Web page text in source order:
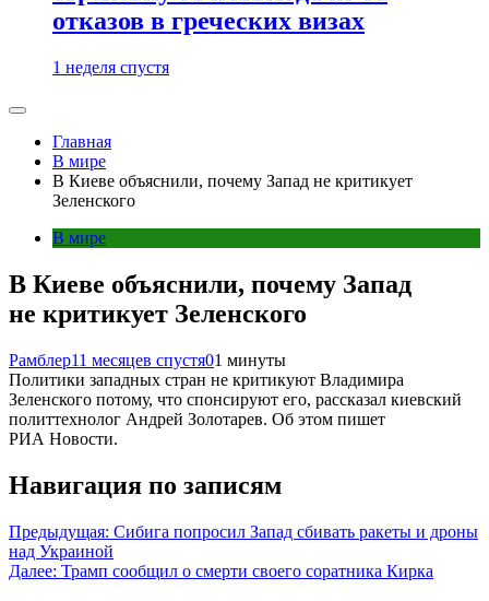
отказов в греческих визах
1 неделя спустя
Главная
В мире
В Киеве объяснили, почему Запад не критикует
Зеленского
В мире
В Киеве объяснили, почему Запад
не критикует Зеленского
Рамблер11 месяцев спустя01 минуты
Политики западных стран не критикуют Владимира
Зеленского потому, что спонсируют его, рассказал киевский
политтехнолог Андрей Золотарев. Об этом пишет
РИА Новости.
Навигация по записям
Предыдущая: Сибига попросил Запад сбивать ракеты и дроны
над Украиной
Далее: Трамп сообщил о смерти своего соратника Кирка